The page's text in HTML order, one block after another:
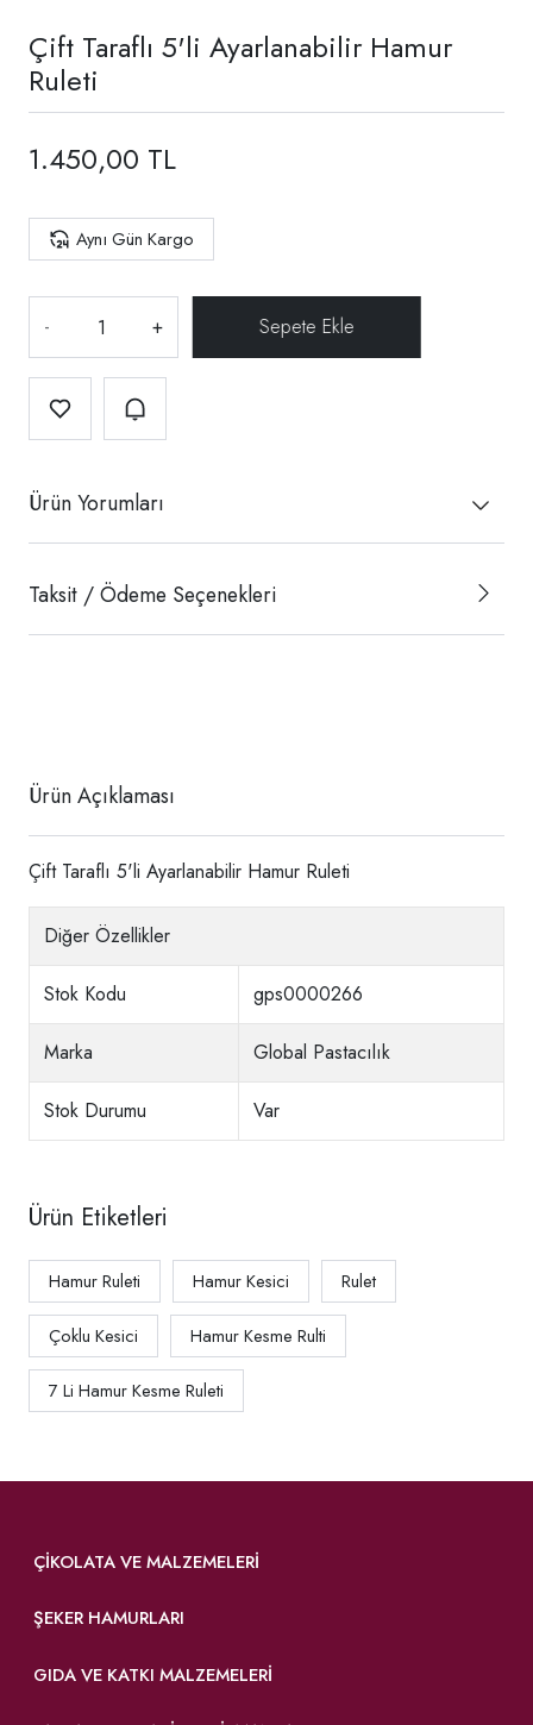
Çift Taraflı 5'li Ayarlanabilir Hamur
Ruleti
1.450,00 TL
Aynı Gün Kargo
- +
Ürün Yorumları
Taksit / Ödeme Seçenekleri
Ürün Açıklaması
Çift Taraflı 5'li Ayarlanabilir Hamur Ruleti
Diğer Özellikler
Stok Kodu gps0000266
Marka Global Pastacılık
Stok Durumu Var
Ürün Etiketleri
Hamur Ruleti Hamur Kesici Rulet
Çoklu Kesici Hamur Kesme Rulti
7 Li Hamur Kesme Ruleti
ÇIKOLATA VE MALZEMELERI
ŞEKER HAMURLARI
GIDA VE KATKI MALZEMELERI